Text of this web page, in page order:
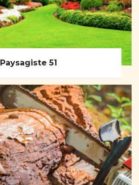
Paysagiste 51